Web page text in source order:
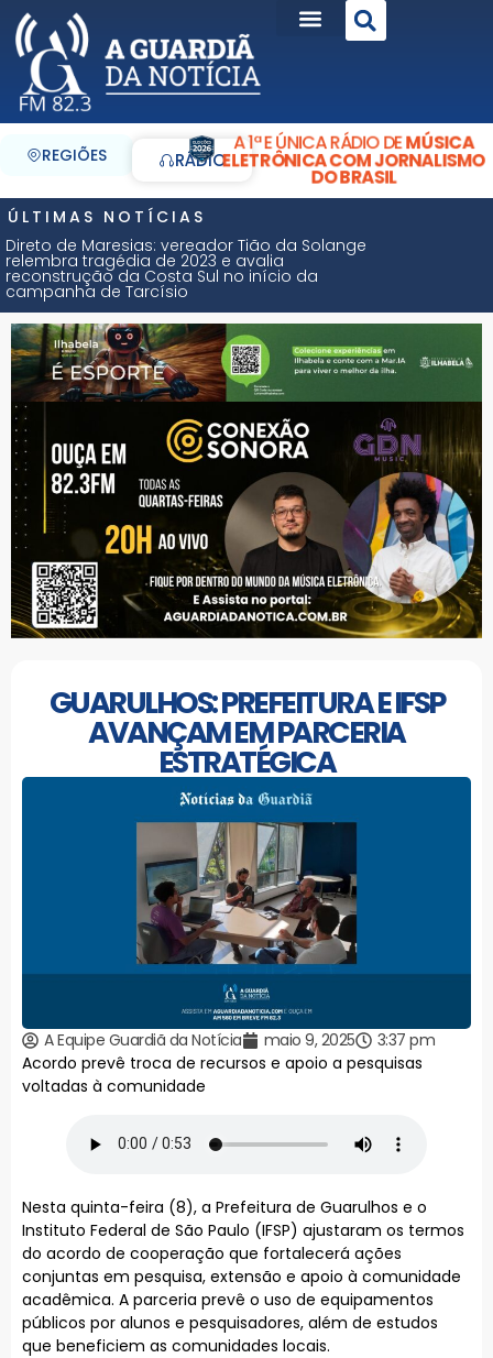
REGIÕES RÁDIO
A 1ª E ÚNICA RÁDIO DEMÚSICA
ELETRÔNICA COM JORNALISMO
DO BRASIL
ÚLTIMAS NOTÍCIAS
Direto de Maresias: vereador Tião da Solange
relembra tragédia de 2023 e avalia
reconstrução da Costa Sul no início da
campanha de Tarcísio
GUARULHOS: PREFEITURA E IFSP
AVANÇAM EM PARCERIA
ESTRATÉGICA
A Equipe Guardiã da Notícia maio 9, 2025
3:37 pm
Acordo prevê troca de recursos e apoio a pesquisas
voltadas à comunidade
Nesta quinta-feira (8), a Prefeitura de Guarulhos e o
Instituto Federal de São Paulo (IFSP) ajustaram os termos
do acordo de cooperação que fortalecerá ações
conjuntas em pesquisa, extensão e apoio à comunidade
acadêmica. A parceria prevê o uso de equipamentos
públicos por alunos e pesquisadores, além de estudos
que beneficiem as comunidades locais.